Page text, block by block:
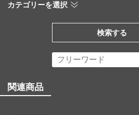
カテゴリーを選択
検索する
関連商品